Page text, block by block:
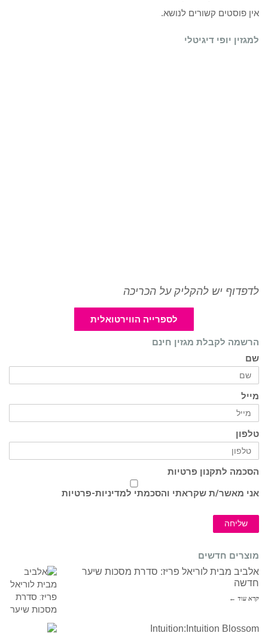
אין פוסטים קשורים לנושא.
למגזין יופי דיגיטלי
לדפדוף יש להקליק על הכריכה
לספרייה הווירטואלית
הרשמה לקבלת מגזין חינם
שם
מייל
טלפון
הסכמה לתקנון פרטיות
אני מאשר/ת שקראתי והסכמתי למדיניות-פרטיות
שליחה
מוצרים חדשים
אלביב מבית לוריאל פריז: סדרת מסכות שיער
חדשה
קרא עוד ←
Intuition:Intuition Blossom